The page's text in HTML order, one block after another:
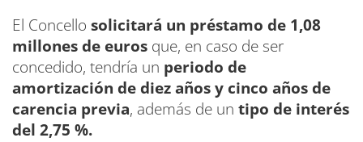
El Concello solicitará un préstamo de 1,08
millones de euros que, en caso de ser
concedido, tendría un periodo de
amortización de diez años y cinco años de
carencia previa, además de un tipo de interés
del 2,75 %.